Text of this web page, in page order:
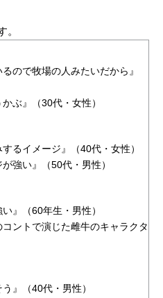
。
ので牧場の人みたいだから』
ぶ』（30代・女性）
るイメージ』（40代・女性）
強い』（50代・男性）
』（60年生・男性）
ントで演じた雌牛のキャラクタ
』（40代・男性）